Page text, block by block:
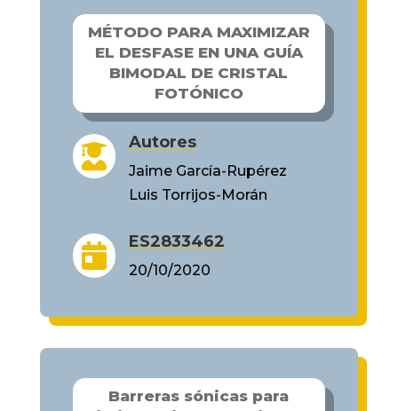
MÉTODO PARA MAXIMIZAR
EL DESFASE EN UNA GUÍA
BIMODAL DE CRISTAL
FOTÓNICO
 Autores
Jaime García-Rupérez
Luis Torrijos-Morán
 ES2833462
20/10/2020
Barreras sónicas para